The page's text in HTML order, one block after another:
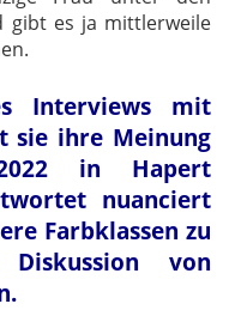
gibt es ja mittlerweile
Interviews mit
sie ihre Meinung
in Hapert
nuanciert
Farbklassen zu
von